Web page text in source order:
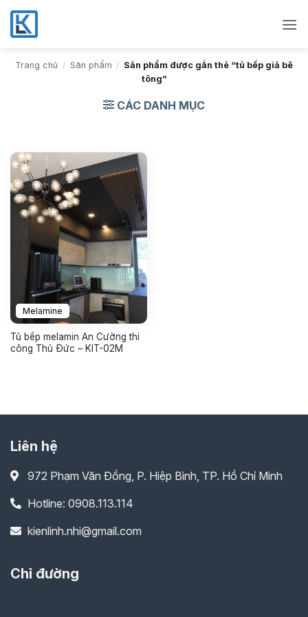
Bỏ
qua
nội
dungTrang chủ / Sản phẩm / Sản phẩm được gắn thẻ “tủ bếp giả bê
tông”
CÁC DANH MỤC
Melamine
Tủ bếp melamin An Cường thi
công Thủ Đức – KIT-02M
Liên hệ
972 Phạm Văn Đồng, P. Hiệp Bình, TP. Hồ Chí Minh
Hotline: 0908.113.114
kienlinh.nhi@gmail.com
Chỉ đường